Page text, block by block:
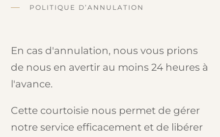
POLITIQUE D’ANNULATION
En cas d'annulation, nous vous prions
de nous en avertir au moins 24 heures à
l'avance.
Cette courtoisie nous permet de gérer
notre service efficacement et de libérer